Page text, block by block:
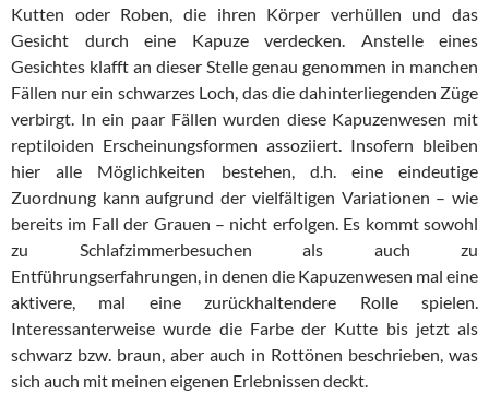
Kutten oder Roben, die ihren Körper verhüllen und das
Gesicht durch eine Kapuze verdecken. Anstelle eines
Gesichtes klafft an dieser Stelle genau genommen in manchen
Fällen nur ein schwarzes Loch, das die dahinterliegenden Züge
verbirgt. In ein paar Fällen wurden diese Kapuzenwesen mit
reptiloiden Erscheinungsformen assoziiert. Insofern bleiben
hier alle Möglichkeiten bestehen, d.h. eine eindeutige
Zuordnung kann aufgrund der vielfältigen Variationen – wie
bereits im Fall der Grauen – nicht erfolgen. Es kommt sowohl
zu Schlafzimmerbesuchen als auch zu
Entführungserfahrungen, in denen die Kapuzenwesen mal eine
aktivere, mal eine zurückhaltendere Rolle spielen.
Interessanterweise wurde die Farbe der Kutte bis jetzt als
schwarz bzw. braun, aber auch in Rottönen beschrieben, was
sich auch mit meinen eigenen Erlebnissen deckt.